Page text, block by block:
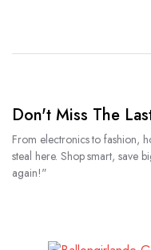
Don't Miss The
From electronics to fashion,
steal here. Shop smart, save
again!"